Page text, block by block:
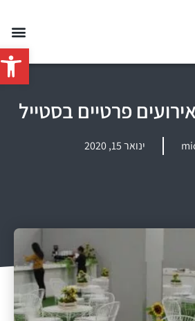
פתח
פרטיים בסטייל
ינואר 15, 2020